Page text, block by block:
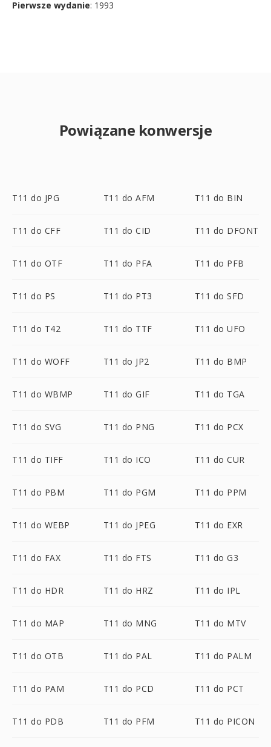
Pierwsze wydanie: 1993
Powiązane konwersje
T11 do JPG T11 do AFM T11 do BIN
T11 do CFF T11 do CID T11 do DFONT
T11 do OTF T11 do PFA T11 do PFB
T11 do PS T11 do PT3 T11 do SFD
T11 do T42 T11 do TTF T11 do UFO
T11 do WOFF T11 do JP2 T11 do BMP
T11 do WBMP T11 do GIF T11 do TGA
T11 do SVG T11 do PNG T11 do PCX
T11 do TIFF T11 do ICO T11 do CUR
T11 do PBM T11 do PGM T11 do PPM
T11 do WEBP T11 do JPEG T11 do EXR
T11 do FAX T11 do FTS T11 do G3
T11 do HDR T11 do HRZ T11 do IPL
T11 do MAP T11 do MNG T11 do MTV
T11 do OTB T11 do PAL T11 do PALM
T11 do PAM T11 do PCD T11 do PCT
T11 do PDB T11 do PFM T11 do PICON